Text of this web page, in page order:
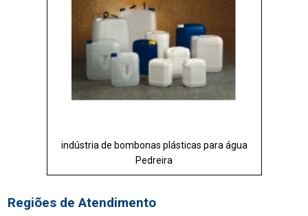
indústria de bombonas plásticas para água
Pedreira
Regiões de Atendimento